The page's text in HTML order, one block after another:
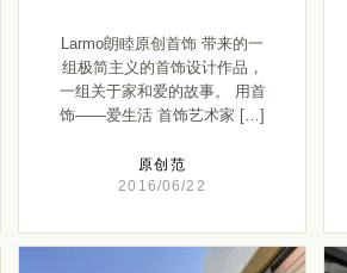
Larmo朗睦原创首饰 带来的一
组极简主义的首饰设计作品，
一组关于家和爱的故事。 用首
饰——爱生活 首饰艺术家 […]
原创范
2016/06/22